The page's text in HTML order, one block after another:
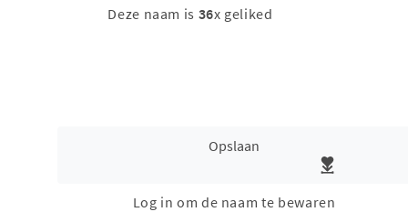
Deze naam is 36x geliked
Opslaan
Log in om de naam te bewaren